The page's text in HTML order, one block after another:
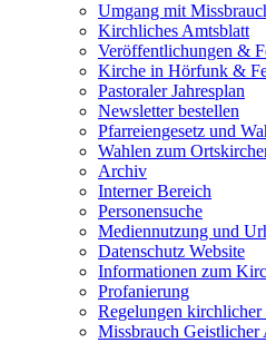
Umgang mit
Kirchliches Amtsblatt
Veröffentlichungen &
Kirche in Hörfunk &
Pastoraler Jahresplan
Newsletter bestellen
Pfarreiengesetz und
Wahlen zum
Archiv
Interner Bereich
Personensuche
Mediennutzung und
Datenschutz Website
Informationen zum
Profanierung
Regelungen kirchlicher
Missbrauch Geistlicher